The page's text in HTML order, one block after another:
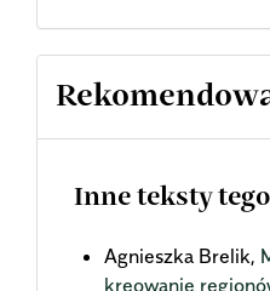
Inne teksty
Agnieszka Brelik,
kreowanie